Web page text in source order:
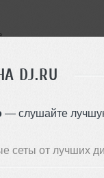
DJ.RU
— слушайте
сеты от лучших